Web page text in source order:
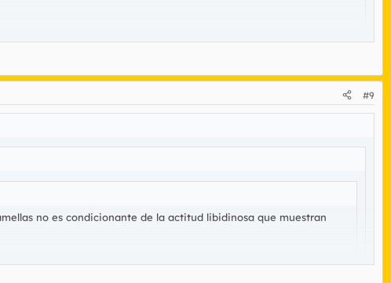
#9
no es condicionante de la actitud libidinosa que muestran